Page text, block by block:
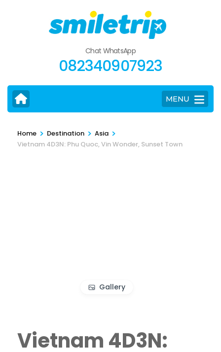
Chat WhatsApp
082340907923
MENU
Home > Destination > Asia >
Vietnam 4D3N: Phu Quoc, Vin Wonder, Sunset Town
Gallery
Vietnam 4D3N: